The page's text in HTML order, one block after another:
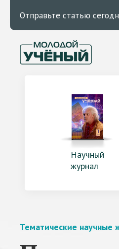
Отправьте статью
Научный
журнал
Тематические научные